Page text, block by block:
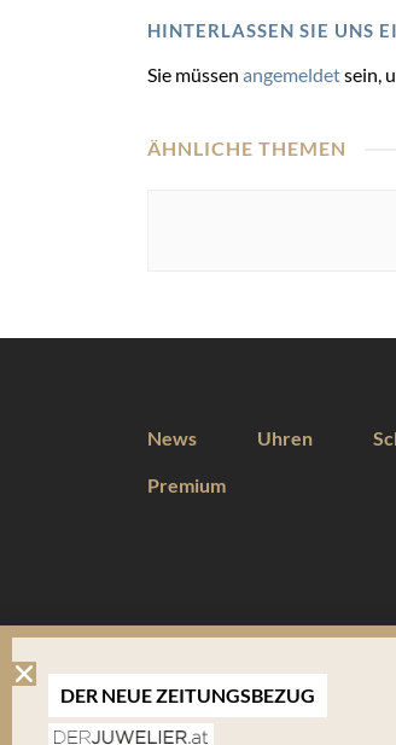
HINTERLASSEN SIE UNS
Sie müssen angemeldetsein,
ÄHNLICHE THEMEN
News Uhren
Premium
DIESE WEBSEITE VERWENDET
Wir verwenden Cookies um Ihnen eine
Endgerät abgelegt werden. Um die Website
DER NEUE ZEITUNGSBEZUG